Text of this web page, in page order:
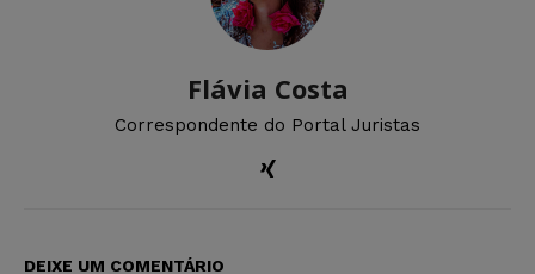
Flávia Costa
Correspondente do Portal Juristas
DEIXE UM COMENTÁRIO